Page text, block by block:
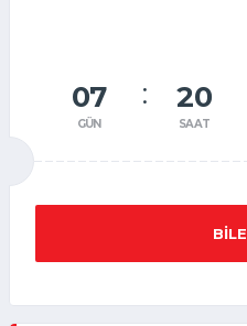
07
GÜN
20
SAAT